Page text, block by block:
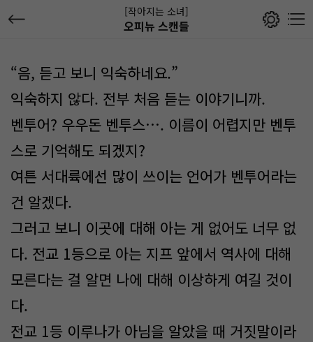
[작아지는 소녀]
오피뉴 스캔들
“음, 듣고 보니 익숙하네요.”
익숙하지 않다. 전부 처음 듣는 이야기니까.
벤투어? 우우돈 벤투스…. 이름이 어렵지만 벤투
스로 기억해도 되겠지?
여튼 서대륙에선 많이 쓰이는 언어가 벤투어라는
건 알겠다.
그러고 보니 이곳에 대해 아는 게 없어도 너무 없
다. 전교 1등으로 아는 지프 앞에서 역사에 대해
모른다는 걸 알면 나에 대해 이상하게 여길 것이
다.
전교 1등 이루나가 아님을 알았을 때 거짓말이라